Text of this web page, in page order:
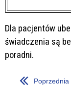
Dla pacjentów
świadczenia są
poradni.
Poprzednia